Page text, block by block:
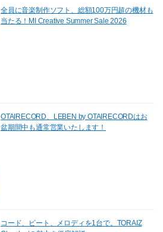
全員に音楽制作ソフト、総額100万円超の機材も
当たる！MI Creative Summer Sale 2026
OTAIRECORD、LEBEN by OTAIRECORDはお
盆期間中も通常営業いたします！
コード、ビート、メロディを1台で。TORAIZ